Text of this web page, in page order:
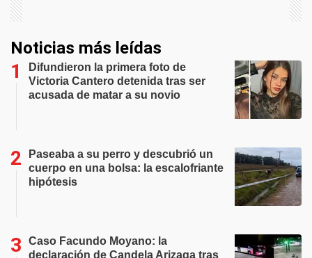
Noticias más leídas
Difundieron la primera foto de
Victoria Cantero detenida tras ser
acusada de matar a su novio
Paseaba a su perro y descubrió un
cuerpo en una bolsa: la escalofriante
hipótesis
Caso Facundo Moyano: la
declaración de Candela Arizaga tras